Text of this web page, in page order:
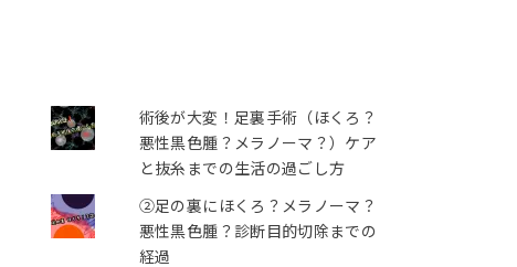
術後が大変！足裏手術（ほくろ？
悪性黒色腫？メラノーマ？）ケア
と抜糸までの生活の過ごし方
②足の裏にほくろ？メラノーマ？
悪性黒色腫？診断目的切除までの
経過